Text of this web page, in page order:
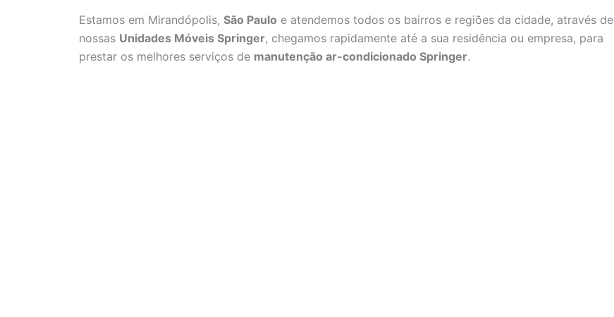
Estamos em Mirandópolis, São Paulo e atendemos todos os bairros e regiões da cidade, através de
nossas Unidades Móveis Springer, chegamos rapidamente até a sua residência ou empresa, para
prestar os melhores serviços de manutenção ar-condicionado Springer.